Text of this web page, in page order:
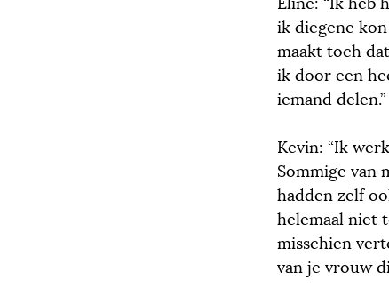
Eline: “Ik heb
ik diegene
maakt toch
ik door een
iemand delen.”
Kevin: “Ik
Sommige van
hadden zelf
helemaal niet
misschien
van je vrouw